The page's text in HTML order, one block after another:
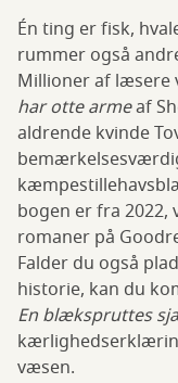
Én ting er fisk,
rummer også
Millioner af læsere
har otte armeaf
aldrende kvinde
bogen er fra
romaner på
Falder du også
historie, kan du
En blækspruttes
væsen.